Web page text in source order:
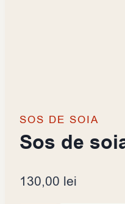
SOS DE SOIA
Sos de
130,00 lei